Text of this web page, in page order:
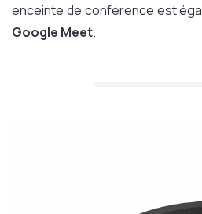
enceinte de conférence est
Google Meet.